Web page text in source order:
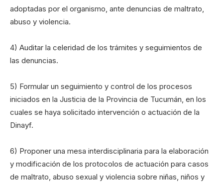
adoptadas por el organismo, ante denuncias de maltrato,
abuso y violencia.
4) Auditar la celeridad de los trámites y seguimientos de
las denuncias.
5) Formular un seguimiento y control de los procesos
iniciados en la Justicia de la Provincia de Tucumán, en los
cuales se haya solicitado intervención o actuación de la
Dinayf.
6) Proponer una mesa interdisciplinaria para la elaboración
y modificación de los protocolos de actuación para casos
de maltrato, abuso sexual y violencia sobre niñas, niños y